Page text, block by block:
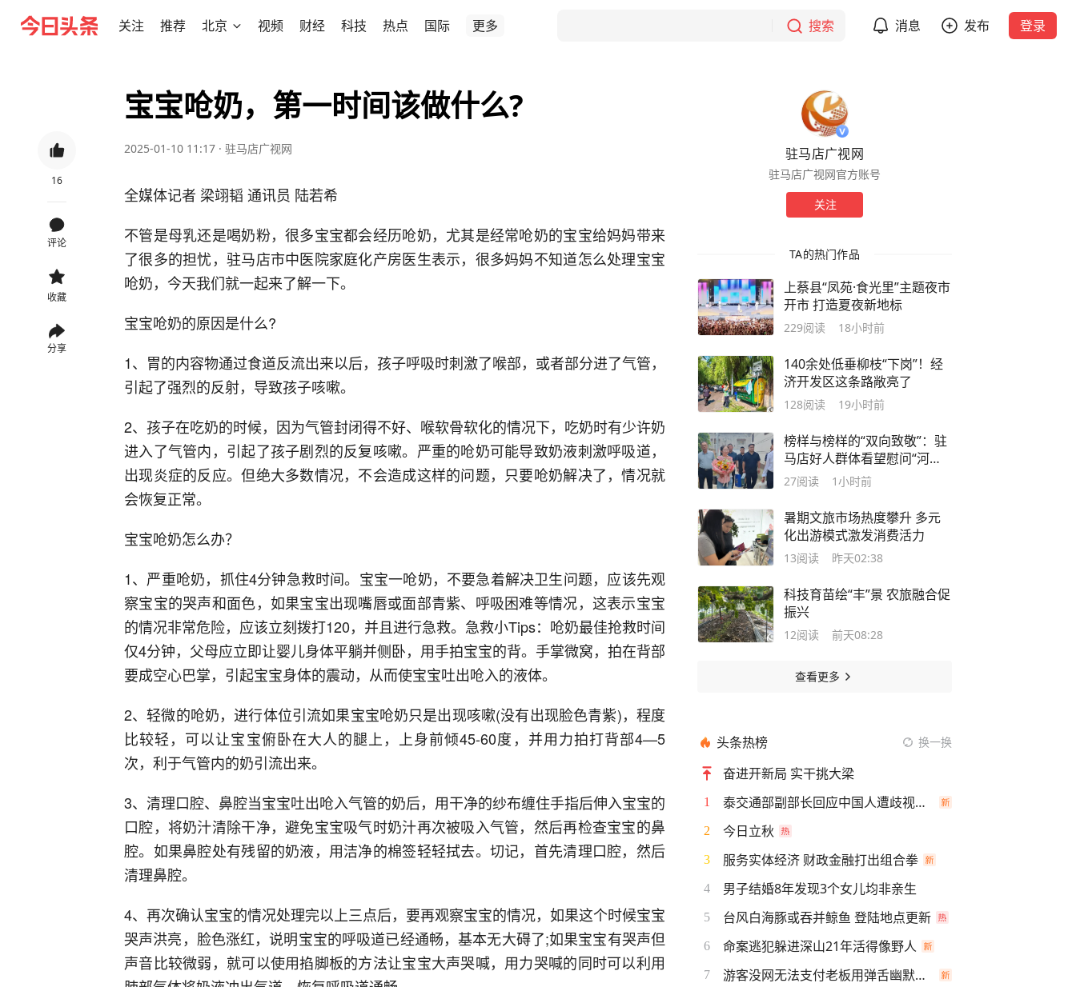
关注 推荐 北京 视频 财经 科技 热点 国际 更多 搜索 消息 发布 登录
16
评论
收藏
分享
宝宝呛奶，第一时间该做什么?
2025-01-10 11:17 · 驻马店广视网
全媒体记者 梁翊韬 通讯员 陆若希
不管是母乳还是喝奶粉，很多宝宝都会经历呛奶，尤其是经常呛奶的宝宝给妈妈带来
了很多的担忧，驻马店市中医院家庭化产房医生表示，很多妈妈不知道怎么处理宝宝
呛奶，今天我们就一起来了解一下。
宝宝呛奶的原因是什么?
1、胃的内容物通过食道反流出来以后，孩子呼吸时刺激了喉部，或者部分进了气管，
引起了强烈的反射，导致孩子咳嗽。
2、孩子在吃奶的时候，因为气管封闭得不好、喉软骨软化的情况下，吃奶时有少许奶
进入了气管内，引起了孩子剧烈的反复咳嗽。严重的呛奶可能导致奶液刺激呼吸道，
出现炎症的反应。但绝大多数情况，不会造成这样的问题，只要呛奶解决了，情况就
会恢复正常。
宝宝呛奶怎么办？
1、严重呛奶，抓住4分钟急救时间。宝宝一呛奶，不要急着解决卫生问题，应该先观
察宝宝的哭声和面色，如果宝宝出现嘴唇或面部青紫、呼吸困难等情况，这表示宝宝
的情况非常危险，应该立刻拨打120，并且进行急救。急救小Tips：呛奶最佳抢救时间
仅4分钟，父母应立即让婴儿身体平躺并侧卧，用手拍宝宝的背。手掌微窝，拍在背部
要成空心巴掌，引起宝宝身体的震动，从而使宝宝吐出呛入的液体。
2、轻微的呛奶，进行体位引流如果宝宝呛奶只是出现咳嗽(没有出现脸色青紫)，程度
比较轻，可以让宝宝俯卧在大人的腿上，上身前倾45-60度，并用力拍打背部4—5
次，利于气管内的奶引流出来。
3、清理口腔、鼻腔当宝宝吐出呛入气管的奶后，用干净的纱布缠住手指后伸入宝宝的
口腔，将奶汁清除干净，避免宝宝吸气时奶汁再次被吸入气管，然后再检查宝宝的鼻
腔。如果鼻腔处有残留的奶液，用洁净的棉签轻轻拭去。切记，首先清理口腔，然后
清理鼻腔。
4、再次确认宝宝的情况处理完以上三点后，要再观察宝宝的情况，如果这个时候宝宝
哭声洪亮，脸色涨红，说明宝宝的呼吸道已经通畅，基本无大碍了;如果宝宝有哭声但
声音比较微弱，就可以使用掐脚板的方法让宝宝大声哭喊，用力哭喊的同时可以利用
驻马店广视网
驻马店广视网官方账号
关注
TA的热门作品
上蔡县“凤苑·食光里”主题夜市
开市 打造夏夜新地标
229阅读 18小时前
140余处低垂柳枝“下岗”！经
济开发区这条路敞亮了
128阅读 19小时前
榜样与榜样的“双向致敬”：驻
马店好人群体看望慰问“河南
好人”雷甜甜
27阅读 1小时前
暑期文旅市场热度攀升 多元
化出游模式激发消费活力
13阅读 昨天02:38
科技育苗绘“丰”景 农旅融合促
振兴
12阅读 前天08:28
查看更多
头条热榜 换一换
奋进开新局 实干挑大梁
1 泰交通部副部长回应中国人遭歧视手势
2 今日立秋
3 服务实体经济 财政金融打出组合拳
4 男子结婚8年发现3个女儿均非亲生
5 台风白海豚或吞并鲸鱼 登陆地点更新
6 命案逃犯躲进深山21年活得像野人
7 游客没网无法支付老板用弹舌幽默化解